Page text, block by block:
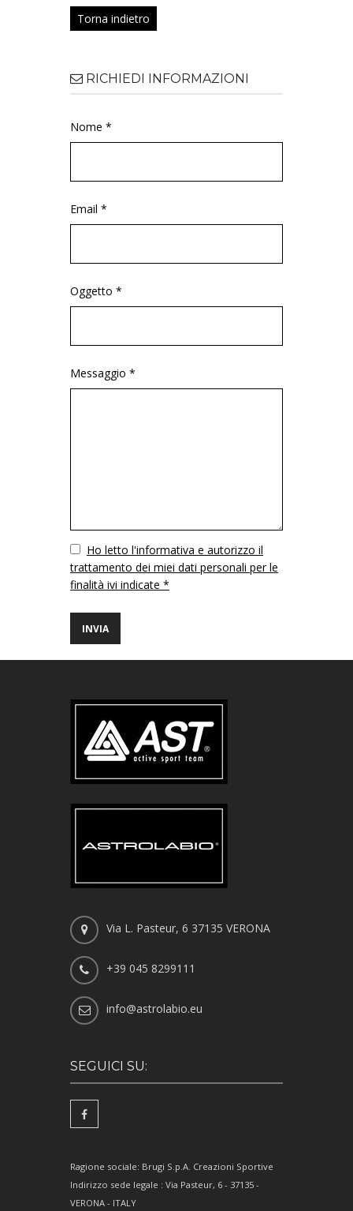
Torna indietro
RICHIEDI INFORMAZIONI
Nome *
Email *
Oggetto *
Messaggio *
VuotoHo letto l'informativa e autorizzo il
trattamento dei miei dati personali per le
finalità ivi indicate *
Via L. Pasteur, 6 37135 VERONA
+39 045 8299111
info@astrolabio.eu
SEGUICI SU:
Ragione sociale: Brugi S.p.A. Creazioni Sportive
Indirizzo sede legale : Via Pasteur, 6 - 37135 -
VERONA - ITALY